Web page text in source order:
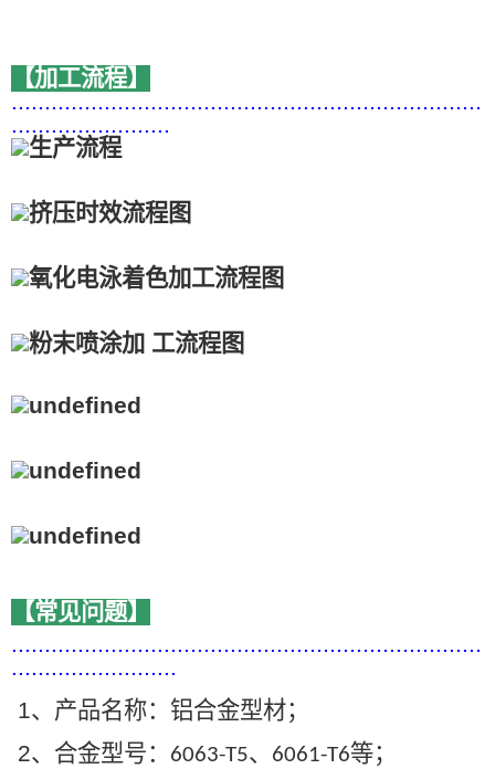
【加工流程】
.......................................................................
........................
【常见问题】
.......................................................................
.........................
1、产品名称：铝合金型材；
2、合金型号： 6063-T5、 6061-T6等；